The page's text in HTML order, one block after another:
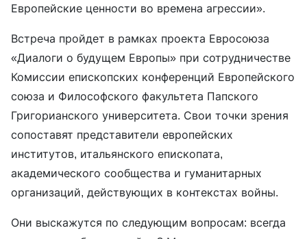
Европейские ценности во времена агрессии».
Встреча пройдет в рамках проекта Евросоюза
«Диалоги о будущем Европы» при сотрудничестве
Комиссии епископских конференций Европейского
союза и Философского факультета Папского
Григорианского университета. Свои точки зрения
сопоставят представители европейских
институтов, итальянского епископата,
академического сообщества и гуманитарных
организаций, действующих в контекстах войны.
Они выскажутся по следующим вопросам: всегда